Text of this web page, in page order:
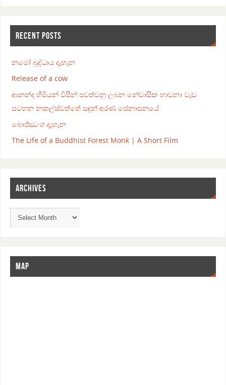
RECENT POSTS
නමෝ බුද්ධාය දැහැන
Release of a cow
ආනන්ද හිමියන් විසින් පවත්වනු ලබන නේවාසික භාවනා වැඩ
සටහන නකල්ස්වත්තේ සඳුන් අරණ සේනාසනයේ
බොජ්ඣංග දැහැන
The Life of a Buddhist Forest Monk | A Short Film
ARCHIVES
MAP